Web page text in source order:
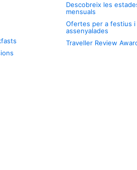
Descobreix les
mensuals
Ofertes per a festius i
assenyalades
Traveller Review